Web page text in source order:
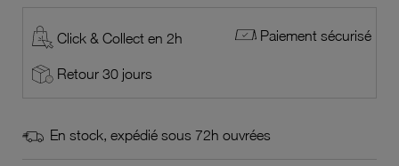
Click & Collect en 2h Paiement sécurisé
Retour 30 jours
En stock, expédié sous 72h ouvrées